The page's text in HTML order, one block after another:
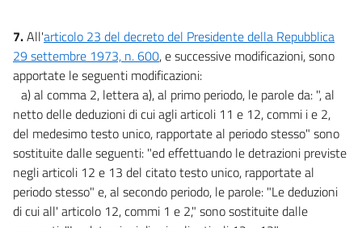
7.All'articolo 23 del decreto del Presidente della Repubblica
29 settembre 1973, n. 600, e successive modificazioni, sono
apportate le seguenti modificazioni:
a) al comma 2, lettera a), al primo periodo, le parole da: ", al
netto delle deduzioni di cui agli articoli 11 e 12, commi i e 2,
del medesimo testo unico, rapportate al periodo stesso" sono
sostituite dalle seguenti: "ed effettuando le detrazioni previste
negli articoli 12 e 13 del citato testo unico, rapportate al
periodo stesso" e, al secondo periodo, le parole: "Le deduzioni
di cui all' articolo 12, commi 1 e 2," sono sostituite dalle